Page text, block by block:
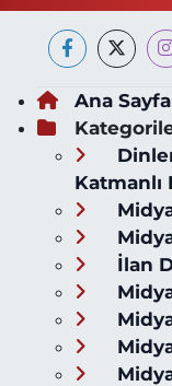
Ana Sayfa
Katmanlı
İlan